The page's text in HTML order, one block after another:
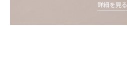
詳細を見る